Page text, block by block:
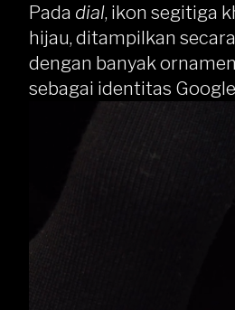
Pada dial, ikon segitiga
hijau, ditampilkan
dengan banyak
sebagai identitas Google